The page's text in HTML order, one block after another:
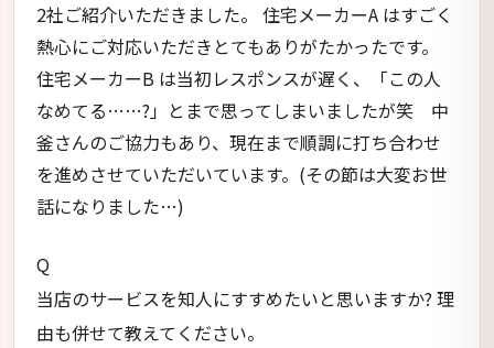
2社ご紹介いただきました。 住宅メーカーA はすごく
熱心にご対応いただきとてもありがたかったです。
住宅メーカーB は当初レスポンスが遅く、「この人
なめてる……?」とまで思ってしまいましたが笑 中
釜さんのご協力もあり、現在まで順調に打ち合わせ
を進めさせていただいています。(その節は大変お世
話になりました…)
Q
当店のサービスを知人にすすめたいと思いますか? 理
由も併せて教えてください。